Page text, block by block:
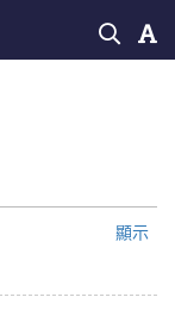
顯示